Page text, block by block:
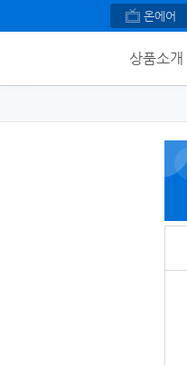
온에어
상품소개
KCTV 가전할부